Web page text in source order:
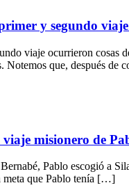
y segundo
viaje ocurrieron cosas
Notemos que, después
misionero de
Pablo escogió a
meta que Pablo tenía […]